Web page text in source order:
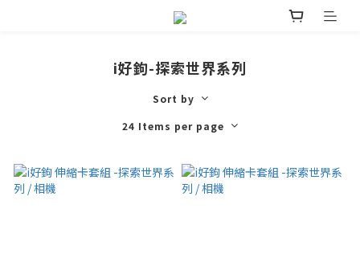
i好鉤-探索世界系列
Sort by
24 Items per page